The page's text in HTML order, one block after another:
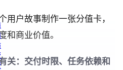
用户故事制作一张分值卡，
和商业价值。
关：交付时限、任务依赖和